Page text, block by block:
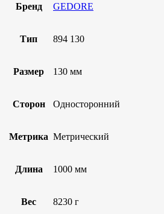
Бренд GEDORE
Тип 894 130
Размер 130 мм
Сторон Односторонний
Метрика Метрический
Длина 1000 мм
Вес 8230 г